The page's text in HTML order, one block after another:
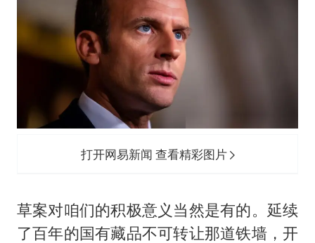
打开网易新闻 查看精彩图片
草案对咱们的积极意义当然是有的。延续
了百年的国有藏品不可转让那道铁墙，开